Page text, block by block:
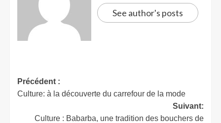
See author's posts
Précédent :
Culture: à la découverte du carrefour de la mode
Suivant:
Culture : Babarba, une tradition des bouchers de